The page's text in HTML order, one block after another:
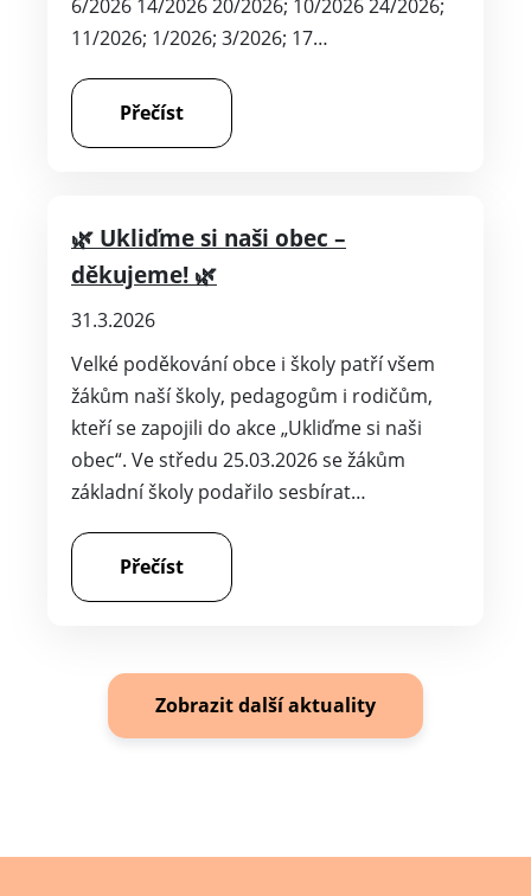
6/2026 14/2026 20/2026; 10/2026 24/2026;
11/2026; 1/2026; 3/2026; 17…
Přečíst
🌿 Ukliďme si naši obec –
děkujeme! 🌿
31.3.2026
Velké poděkování obce i školy patří všem
žákům naší školy, pedagogům i rodičům,
kteří se zapojili do akce „Ukliďme si naši
obec“. Ve středu 25.03.2026 se žákům
základní školy podařilo sesbírat…
Přečíst
Zobrazit další aktuality